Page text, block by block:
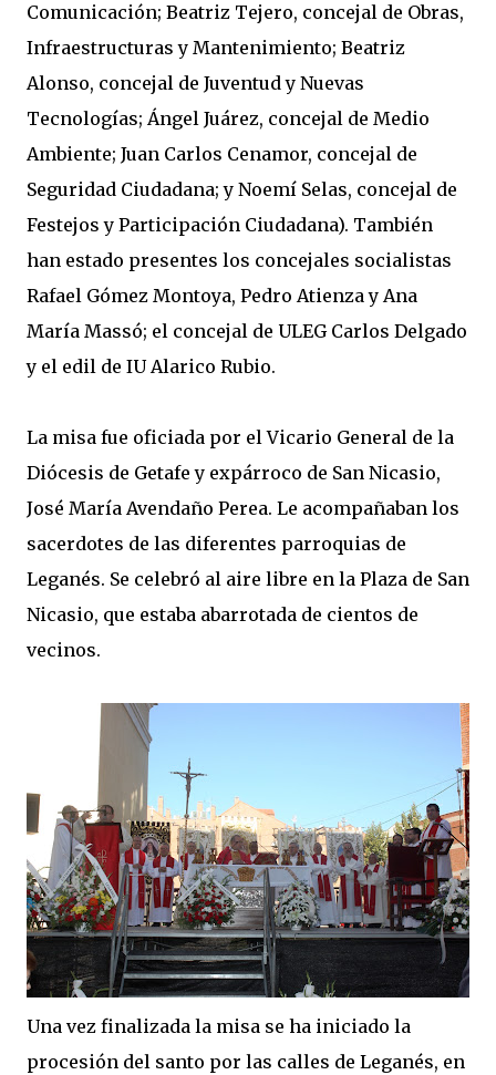
Comunicación; Beatriz Tejero, concejal de Obras,
Infraestructuras y Mantenimiento; Beatriz
Alonso, concejal de Juventud y Nuevas
Tecnologías; Ángel Juárez, concejal de Medio
Ambiente; Juan Carlos Cenamor, concejal de
Seguridad Ciudadana; y Noemí Selas, concejal de
Festejos y Participación Ciudadana). También
han estado presentes los concejales socialistas
Rafael Gómez Montoya, Pedro Atienza y Ana
María Massó; el concejal de ULEG Carlos Delgado
y el edil de IU Alarico Rubio.
La misa fue oficiada por el Vicario General de la
Diócesis de Getafe y expárroco de San Nicasio,
José María Avendaño Perea. Le acompañaban los
sacerdotes de las diferentes parroquias de
Leganés. Se celebró al aire libre en la Plaza de San
Nicasio, que estaba abarrotada de cientos de
vecinos.
Una vez finalizada la misa se ha iniciado la
procesión del santo por las calles de Leganés, en